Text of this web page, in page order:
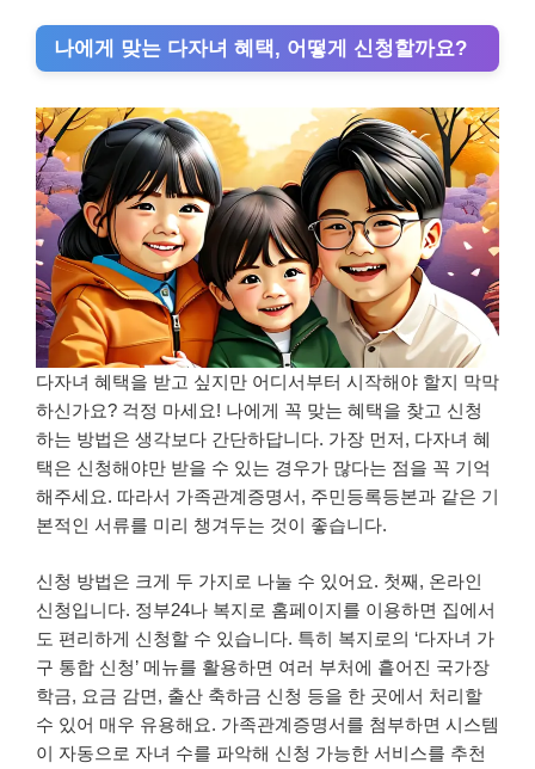
나에게 맞는 다자녀 혜택, 어떻게 신청할까요?
다자녀 혜택을 받고 싶지만 어디서부터 시작해야 할지 막막
하신가요? 걱정 마세요! 나에게 꼭 맞는 혜택을 찾고 신청
하는 방법은 생각보다 간단하답니다. 가장 먼저, 다자녀 혜
택은 신청해야만 받을 수 있는 경우가 많다는 점을 꼭 기억
해주세요. 따라서 가족관계증명서, 주민등록등본과 같은 기
본적인 서류를 미리 챙겨두는 것이 좋습니다.
신청 방법은 크게 두 가지로 나눌 수 있어요. 첫째, 온라인
신청입니다. 정부24나 복지로 홈페이지를 이용하면 집에서
도 편리하게 신청할 수 있습니다. 특히 복지로의 ‘다자녀 가
구 통합 신청’ 메뉴를 활용하면 여러 부처에 흩어진 국가장
학금, 요금 감면, 출산 축하금 신청 등을 한 곳에서 처리할
수 있어 매우 유용해요. 가족관계증명서를 첨부하면 시스템
이 자동으로 자녀 수를 파악해 신청 가능한 서비스를 추천